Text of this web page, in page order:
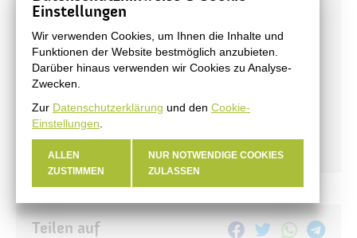
Stadtnachrichten
Veranstaltungen
#BERNAUER
Haushalt
Teilen auf
Einstellungen
Wir verwenden Cookies, um Ihnen die Inhalte und
Funktionen der Website bestmöglich anzubieten.
Darüber hinaus verwenden wir Cookies zu Analyse-
Zwecken.
Zur Datenschutzerklärung und den Cookie-
Einstellungen
ALLEN
ZUSTIMMEN
NUR NOTWENDIGE COOKIES
ZULASSEN